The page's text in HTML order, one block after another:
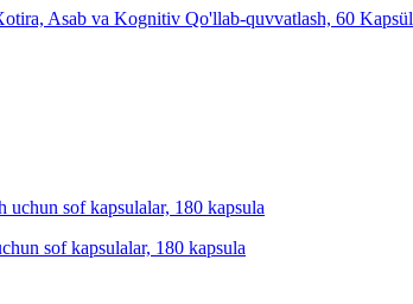
Asab va Kognitiv Qo'llab-quvvatlash, 60 Kapsül
sof kapsulalar, 180 kapsula